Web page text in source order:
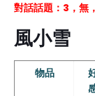
對話話題：3，無
風小雪
物品